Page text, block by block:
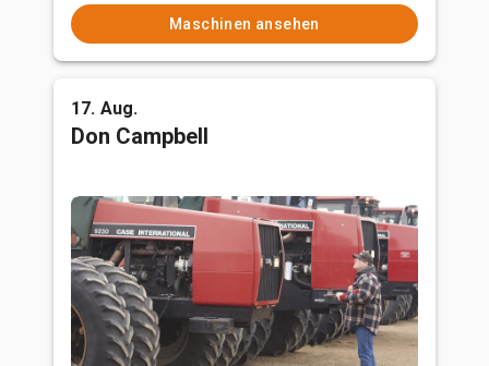
Maschinen ansehen
17. Aug.
Don Campbell